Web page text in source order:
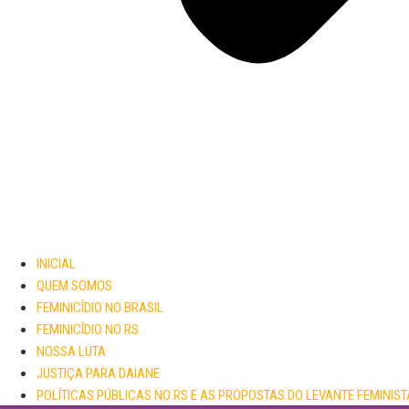
INICIAL
QUEM SOMOS
FEMINICÍDIO NO BRASIL
FEMINICÍDIO NO RS
NOSSA LUTA
JUSTIÇA PARA DAIANE
POLÍTICAS PÚBLICAS NO RS E AS PROPOSTAS DO LEVANTE